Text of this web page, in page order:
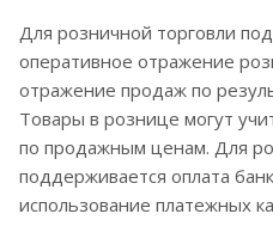
Для розничной торговли
оперативное отражение
отражение продаж по
Товары в рознице могут
по продажным ценам. Для
поддерживается оплата
использование платежных